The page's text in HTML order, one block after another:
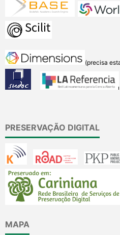
(precisa
PRESERVAÇÃO DIGITAL
MAPA